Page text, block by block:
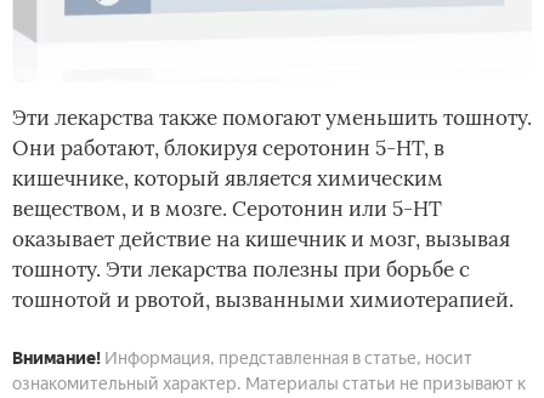
Эти лекарства также помогают уменьшить тошноту.
Они работают, блокируя серотонин 5-НТ, в
кишечнике, который является химическим
веществом, и в мозге. Серотонин или 5-НТ
оказывает действие на кишечник и мозг, вызывая
тошноту. Эти лекарства полезны при борьбе с
тошнотой и рвотой, вызванными химиотерапией.
Внимание! Информация, представленная в статье, носит
ознакомительный характер. Материалы статьи не призывают к